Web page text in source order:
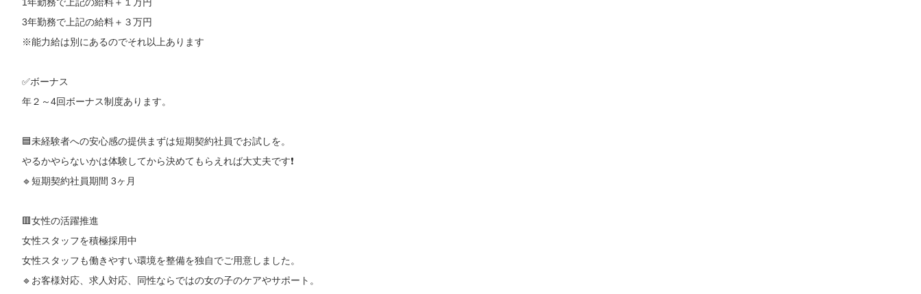
3年勤務で上記の給料＋３万円
※能力給は別にあるのでそれ以上あります
✅ボーナス
年２～4回ボーナス制度あります。
🟦未経験者への安心感の提供まずは短期契約社員でお試しを。
やるかやらないかは体験してから決めてもらえれば大丈夫です❗️
🔹短期契約社員期間 3ヶ月
🟥女性の活躍推進
女性スタッフを積極採用中
女性スタッフも働きやすい環境を整備を独自でご用意しました。
🔹お客様対応、求人対応、同性ならではの女の子のケアやサポート。